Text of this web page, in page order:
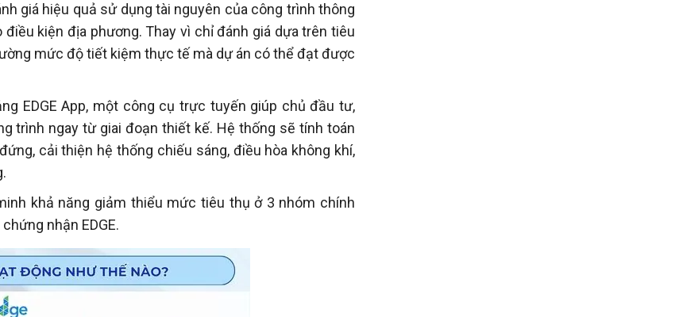
giá hiệu quả sử dụng tài nguyên của công trình thông
kiện địa phương. Thay vì chỉ đánh giá dựa trên tiêu
mức độ tiết kiệm thực tế mà dự án có thể đạt được
EDGE App, một công cụ trực tuyến giúp chủ đầu tư,
trình ngay từ giai đoạn thiết kế. Hệ thống sẽ tính toán
cải thiện hệ thống chiếu sáng, điều hòa không khí,
khả năng giảm thiểu mức tiêu thụ ở 3 nhóm chính
nhận EDGE.